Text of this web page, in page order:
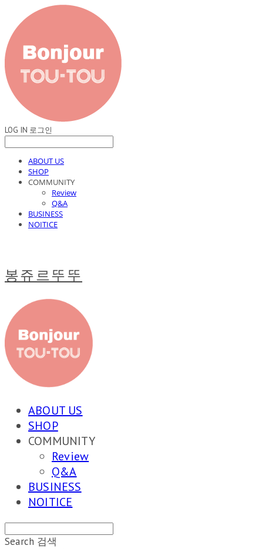
LOG IN 로그인
ABOUT US
SHOP
COMMUNITY
Review
Q&A
BUSINESS
NOITICE
봉쥬르뚜뚜
ABOUT US
SHOP
COMMUNITY
Review
Q&A
BUSINESS
NOITICE
Search 검색